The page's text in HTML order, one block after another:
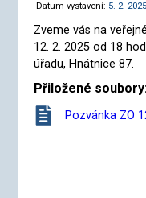
Datum vystavení: 5. 2.
Zveme vás na
12. 2. 2025 od 18
úřadu, Hnátnice 87.
Přiložené
Pozvánka ZO